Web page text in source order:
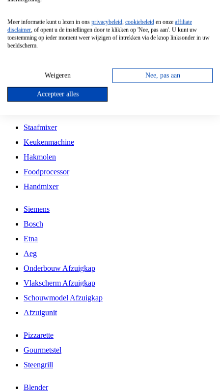
Vrijstaande Magnetron
Vrijstaande Kookplaat
Inbouw Gaskookplaat
Inbouw Keramische Kookplaat
Kookplaat Accessoires
Staafmixer
Keukenmachine
Hakmolen
Foodprocessor
Handmixer
Siemens
Bosch
Etna
Aeg
Onderbouw Afzuigkap
Vlakscherm Afzuigkap
Schouwmodel Afzuigkap
Afzuigunit
Pizzarette
Gourmetstel
Steengrill
Blender
Meer informatie kunt u lezen in ons privacybeleid, cookiebeleid en onze affiliate
disclaimer, of opent u de instellingen door te klikken op 'Nee, pas aan'. U kunt uw
toestemming op ieder moment weer wijzigen of intrekken via de knop linksonder in uw
beeldscherm.
Weigeren Nee, pas aan
Accepteer alles